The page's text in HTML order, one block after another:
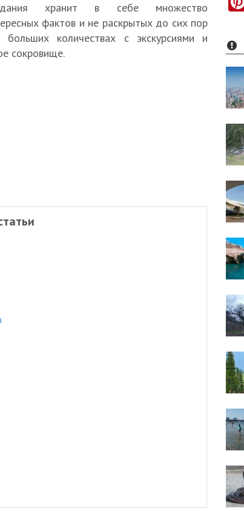
хранит в себе множество
фактов и не раскрытых до сих пор
количествах с экскурсиями и
сокровище.